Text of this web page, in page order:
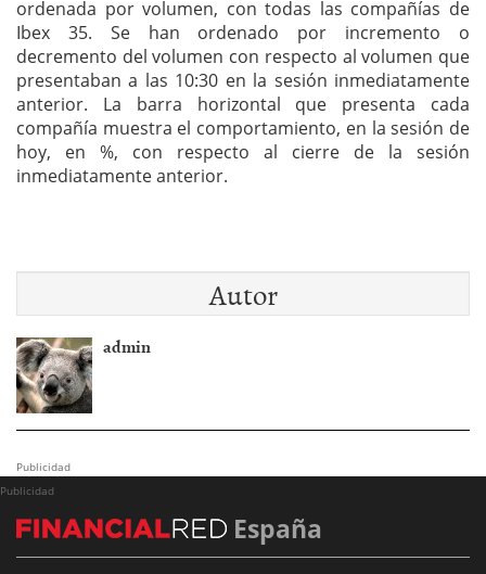
ordenada por volumen, con todas las compañías de
Ibex 35. Se han ordenado por incremento o
decremento del volumen con respecto al volumen que
presentaban a las 10:30 en la sesión inmediatamente
anterior. La barra horizontal que presenta cada
compañía muestra el comportamiento, en la sesión de
hoy, en %, con respecto al cierre de la sesión
inmediatamente anterior.
Autor
admin
Publicidad
Publicidad
España